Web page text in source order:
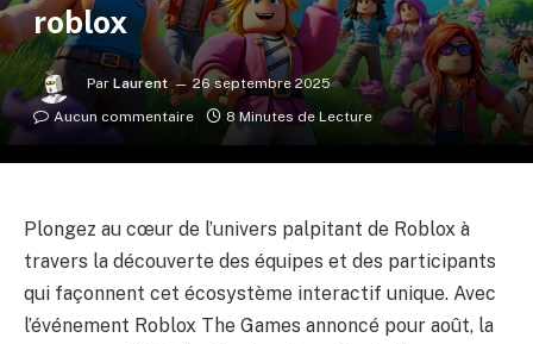
roblox
Par Laurent
26 septembre 2025
Aucun commentaire
8 Minutes de Lecture
Plongez au cœur de l’univers palpitant de Roblox à
travers la découverte des équipes et des participants
qui façonnent cet écosystème interactif unique. Avec
l’événement Roblox The Games annoncé pour août, la